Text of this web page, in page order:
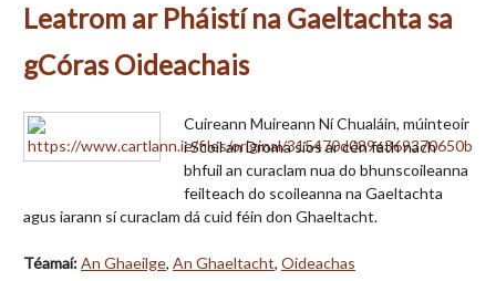
Leatrom ar Pháistí na Gaeltachta sa
gCóras Oideachais
Cuireann Muireann Ní Chualáin, múinteoir
i Scoil an Droma síos ar cén fáth nach
bhfuil an curaclam nua do bhunscoileanna
feilteach do scoileanna na Gaeltachta
agus iarann sí curaclam dá cuid féin don Ghaeltacht.
Téamaí:An Ghaeilge, An Ghaeltacht, Oideachas